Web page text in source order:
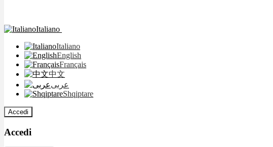
Italiano
Italiano
English
Français
中文
عربى
Shqiptare
Accedi
Accedi